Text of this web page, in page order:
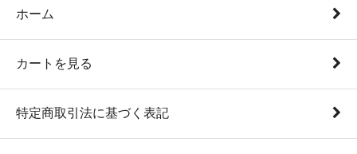
ホーム
カートを見る
特定商取引法に基づく表記